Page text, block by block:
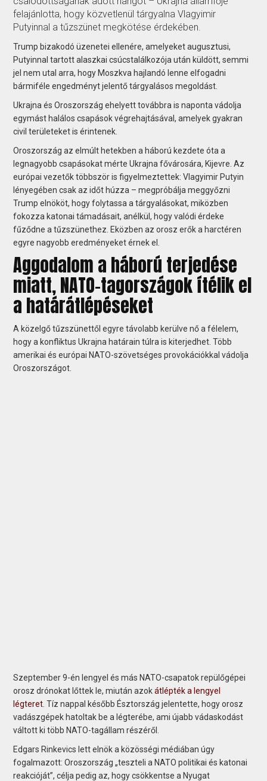
felajánlotta, hogy közvetlenül tárgyalna Vlagyimir
Putyinnal a tűzszünet megkötése érdekében.
Trump bizakodó üzenetei ellenére, amelyeket augusztusi,
Putyinnal tartott alaszkai csúcstalálkozója után küldött, semmi
jel nem utal arra, hogy Moszkva hajlandó lenne elfogadni
bármiféle engedményt jelentő tárgyalásos megoldást.
Ukrajna és Oroszország ehelyett továbbra is naponta vádolja
egymást halálos csapások végrehajtásával, amelyek gyakran
civil területeket is érintenek.
Oroszország az elmúlt hetekben a háború kezdete óta a
legnagyobb csapásokat mérte Ukrajna fővárosára, Kijevre. Az
európai vezetők többször is figyelmeztettek: Vlagyimir Putyin
lényegében csak az időt húzza – megpróbálja meggyőzni
Trump elnököt, hogy folytassa a tárgyalásokat, miközben
fokozza katonai támadásait, anélkül, hogy valódi érdeke
fűződne a tűzszünethez. Eközben az orosz erők a harctéren
egyre nagyobb eredményeket érnek el.
Aggodalom a háború terjedése
miatt, NATO-tagországok ítélik el
a határátlépéseket
A közelgő tűzszünettől egyre távolabb kerülve nő a félelem,
hogy a konfliktus Ukrajna határain túlra is kiterjedhet. Több
amerikai és európai NATO-szövetséges provokációkkal vádolja
Oroszországot.
Szeptember 9-én lengyel és más NATO-csapatok repülőgépei
orosz drónokat lőttek le, miután azokátlépték a lengyel
légteret . Tíz nappal később Észtország jelentette, hogy orosz
vadászgépek hatoltak be a légterébe, ami újabb vádaskodást
váltott ki több NATO-tagállam részéről.
Edgars Rinkevics lett elnök a közösségi médiában úgy
fogalmazott: Oroszország „teszteli a NATO politikai és katonai
reakcióját”, célja pedig az, hogy csökkentse a Nyugat